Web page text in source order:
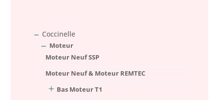
Coccinelle
Moteur
Moteur Neuf SSP
Moteur Neuf & Moteur REMTEC
Bas Moteur T1